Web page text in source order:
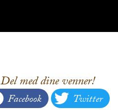
Del med dine venner!
Facebook Twitter